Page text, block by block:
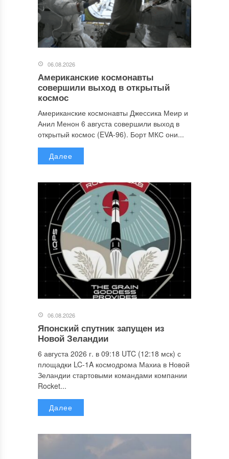
06.08.2026
Американские космонавты
совершили выход в открытый
космос
Американские космонавты Джессика Меир и
Анил Менон 6 августа совершили выход в
открытый космос (EVA-96). Борт МКС они...
Далее
06.08.2026
Японский спутник запущен из
Новой Зеландии
6 августа 2026 г. в 09:18 UTC (12:18 мск) с
площадки LC-1A космодрома Махиа в Новой
Зеландии стартовыми командами компании
Rocket...
Далее